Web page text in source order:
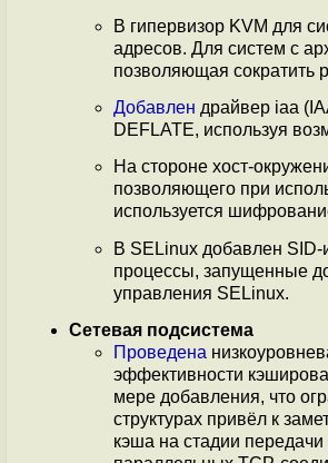
В гипервизор KVM для
адресов. Для систем с
позволяющая сократить
Добавлен драйвер iaa
DEFLATE, используя
На стороне хост-
позволяющего при
используется
В SELinux добавлен SID-
процессы, запущенные
управления SELinux.
Сетевая подсистема
Проведена
эффективности
мере добавления, что
структурах привёл к
кэша на стадии